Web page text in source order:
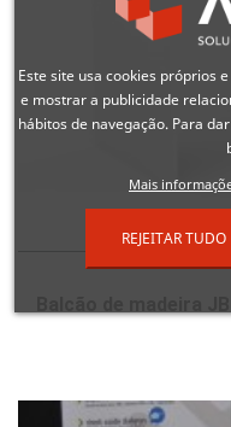
Este site usa cookies próprios
e mostrar a publicidade
hábitos de navegação. Para
Mais
REJEITAR TUDO